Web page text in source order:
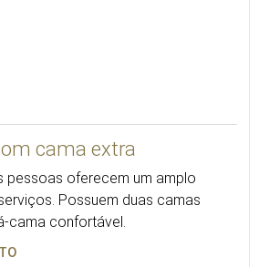
cama extra
pessoas oferecem um amplo
Possuem duas camas
cama confortável.